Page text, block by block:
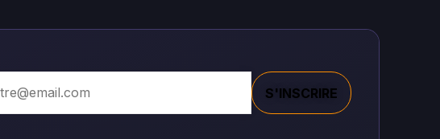
S'INSCRIRE